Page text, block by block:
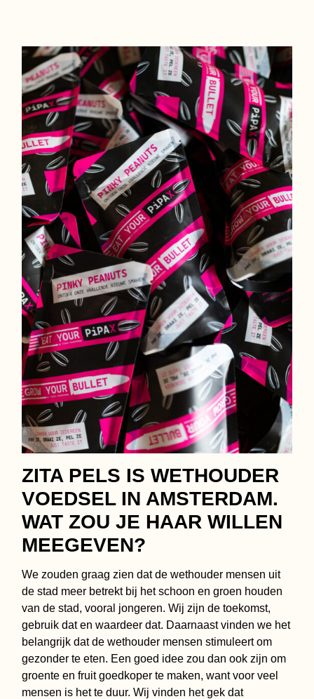
ZITA PELS IS WETHOUDER
VOEDSEL IN AMSTERDAM.
WAT ZOU JE HAAR WILLEN
MEEGEVEN?
We zouden graag zien dat de wethouder mensen uit
de stad meer betrekt bij het schoon en groen houden
van de stad, vooral jongeren. Wij zijn de toekomst,
gebruik dat en waardeer dat. Daarnaast vinden we het
belangrijk dat de wethouder mensen stimuleert om
gezonder te eten. Een goed idee zou dan ook zijn om
groente en fruit goedkoper te maken, want voor veel
mensen is het te duur. Wij vinden het gek dat